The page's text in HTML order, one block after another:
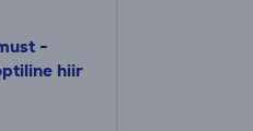
-
hiir